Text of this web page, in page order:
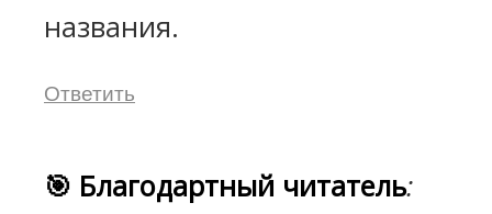
названия.
Ответить
🎯 Благодартный читатель: